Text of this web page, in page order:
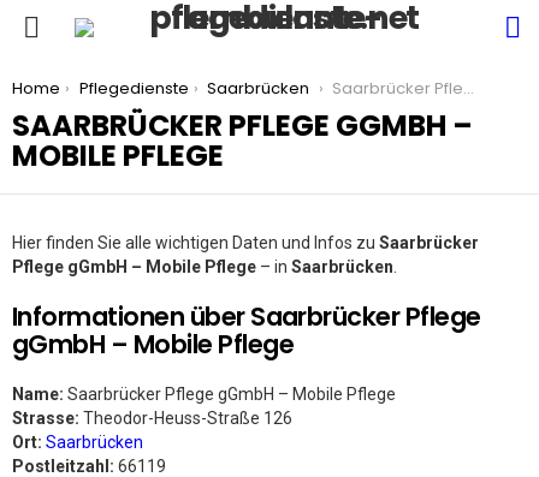
You are here:
Home Pflegedienste Saarbrücken Saarbrücker Pflege gGmbH – Mobile Pflege
SAARBRÜCKER PFLEGE GGMBH –
MOBILE PFLEGE
Hier finden Sie alle wichtigen Daten und Infos zu Saarbrücker
Pflege gGmbH – Mobile Pflege – in Saarbrücken
Informationen über Saarbrücker Pflege
gGmbH – Mobile Pflege
Name: Saarbrücker Pflege gGmbH – Mobile Pflege
Strasse: Theodor-Heuss-Straße 126
Ort: Saarbrücken
Postleitzahl: 66119